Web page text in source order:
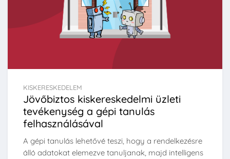
KISKERESKEDELEM
Jövőbiztos kiskereskedelmi üzleti
tevékenység a gépi tanulás
felhasználásával
A gépi tanulás lehetővé teszi, hogy a rendelkezésre
álló adatokat elemezve tanuljanak, majd intelligens